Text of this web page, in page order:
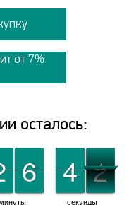
от 7%
осталось:
0
0
6
6
секунды
1
1
4
4 1
1
0